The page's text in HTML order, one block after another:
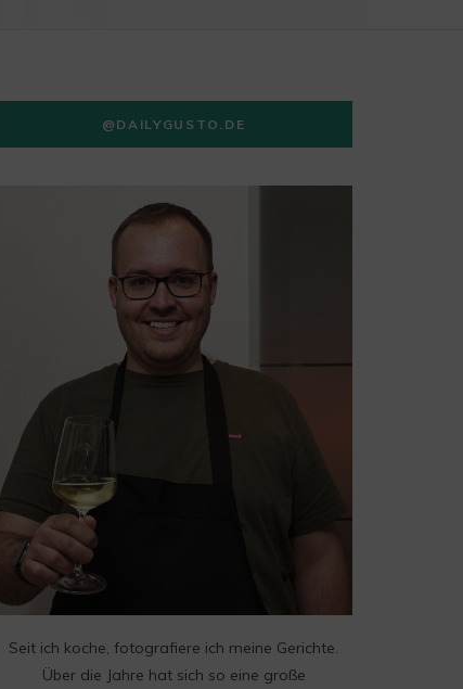
@DAILYGUSTO.DE
Seit ich koche, fotografiere ich meine Gerichte.
Über die Jahre hat sich so eine große